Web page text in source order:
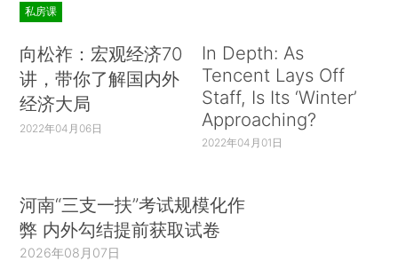
私房课
向松祚：宏观经济70
讲，带你了解国内外
经济大局
2022年04月06日
In Depth: As
Tencent Lays Off
Staff, Is Its ‘Winter’
Approaching?
2022年04月01日
河南“三支一扶”考试规模化作
弊 内外勾结提前获取试卷
2026年08月07日